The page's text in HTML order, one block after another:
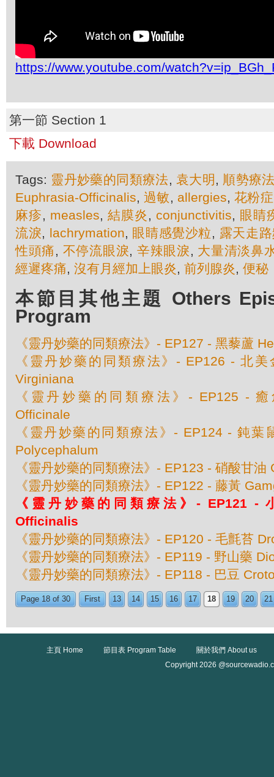
https://www.youtube.com/
第一節 Section 1
下載 Download
Tags: 靈丹妙藥的同類療法, 袁大明 , 順勢療
Euphrasia-Officinalis,過敏, allergies,花粉症
麻疹, measles, 結膜炎 , conjunctivitis, 眼睛
流淚, lachrymation, 眼睛感覺沙粒, 露天走
性頭痛, 不停流眼淚, 辛辣眼淚, 大量清淡鼻
經遲疼痛, 沒有月經加上眼炎, 前列腺炎, 便秘
本節目其他主題 Others
Program
《靈丹妙藥的同類療法》- EP127 - 黑藜蘆
《靈丹妙藥的同類療法》- EP126 - 北美
Virginiana
《靈丹妙藥的同類療法》- EP125 - 癒
Officinale
《靈丹妙藥的同類療法》- EP124 - 鈍葉
Polycephalum
《靈丹妙藥的同類療法》- EP123 - 硝酸甘油
《靈丹妙藥的同類療法》- EP122 - 藤黃
《靈丹妙藥的同類療法》- EP121 -
Officinalis
《靈丹妙藥的同類療法》- EP120 - 毛氈苔
《靈丹妙藥的同類療法》- EP119 - 野山藥
《靈丹妙藥的同類療法》- EP118 - 巴豆
Page 18 of 30 First 13 14 15 16 17 18 19 20 21
主頁 Home 節目表 Program Table
關於我們 About us
Copyright 2026